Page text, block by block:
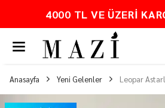
PEŞİN FİYATINA
Anasayfa Yeni Gelenler Leopar